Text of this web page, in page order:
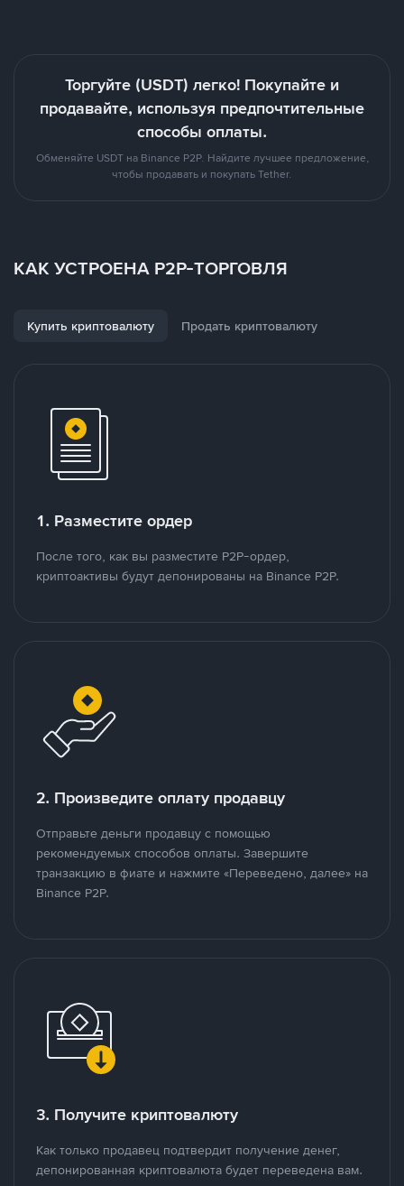
Торгуйте (USDT) легко! Покупайте и
продавайте, используя предпочтительные
способы оплаты.
Обменяйте USDT на Binance P2P. Найдите лучшее предложение,
чтобы продавать и покупать Tether.
КАК УСТРОЕНА P2P-ТОРГОВЛЯ
Купить криптовалюту Продать криптовалюту
1. Разместите ордер
После того, как вы разместите P2P-ордер,
криптоактивы будут депонированы на Binance P2P.
2. Произведите оплату продавцу
Отправьте деньги продавцу с помощью
рекомендуемых способов оплаты. Завершите
транзакцию в фиате и нажмите «Переведено, далее» на
Binance P2P.
3. Получите криптовалюту
Как только продавец подтвердит получение денег,
депонированная криптовалюта будет переведена вам.